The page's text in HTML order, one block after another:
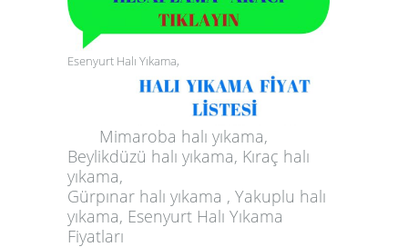
Esenyurt Halı Yıkama,
Mimaroba halı yıkama,
Beylikdüzü halı yıkama, Kıraç halı
yıkama,
Gürpınar halı yıkama , Yakuplu halı
yıkama, Esenyurt Halı Yıkama
Fiyatları